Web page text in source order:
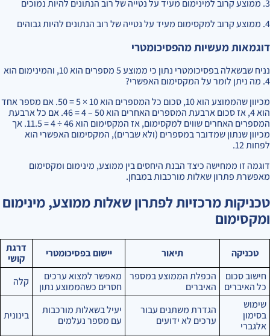
3. ממוצע קרוב למינימום מעיד על נטייה של רוב הנתונים להיות נמוכים
4. ממוצע קרוב למקסימום מעיד על נטייה של רוב הנתונים להיות גבוהים
דוגמאות מעשיות מהפסיכומטרי
נניח שבשאלה בפסיכומטרי נתון כי ממוצע 5 מספרים הוא 10, והמינימום הוא
4. מה ניתן לומר על המקסימום האפשרי?
מכיוון שהממוצע הוא 10, סכום כל המספרים הוא 10 × 5 = 50. אם מספר אחד
הוא 4, אז סכום ארבעת המספרים האחרים הוא 50 – 4 = 46. אם כל ארבעת
המספרים האחרים שווים למקסימום, אז המקסימום הוא 46 ÷ 4 = 11.5. אך
מכיוון שנתון שמדובר במספרים (ולא שברים), המקסימום האפשרי הוא
לפחות 12.
דוגמה זו ממחישה כיצד הבנת היחסים בין ממוצע, מינימום ומקסימום
מאפשרת פתרון שאלות מורכבות במבחן.
טכניקות מרכזיות לפתרון שאלות ממוצע, מינימום
ומקסימום
טכניקה תיאור יישום בפסיכומטרי
דרגת
קושי
חישוב סכום
כל האיברים
הכפלת הממוצע במספר
האיברים
מאפשר למצוא ערכים
חסרים כשהממוצע נתון
קלה
שימוש
בסימון
אלגברי
הגדרת משתנים עבור
ערכים לא ידועים
יעיל בשאלות מורכבות
עם מספר נעלמים
בינונית